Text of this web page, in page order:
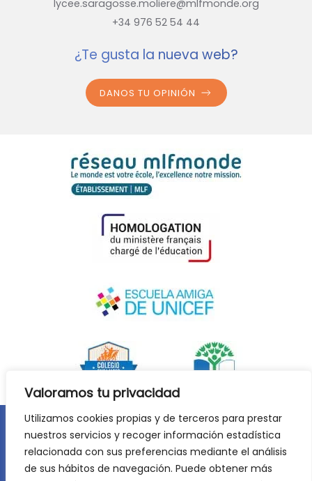
Valoramos tu privacidad
Utilizamos cookies propias y de terceros para prestar
nuestros servicios y recoger información estadística
relacionada con sus preferencias mediante el análisis
de sus hábitos de navegación. Puede obtener más
lycee.saragosse.moliere@mlfmonde.org
+34 976 52 54 44
¿Te gusta la nueva web?
DANOS TU OPINIÓN
Aviso legal
Política de privacidad
Política de cookies